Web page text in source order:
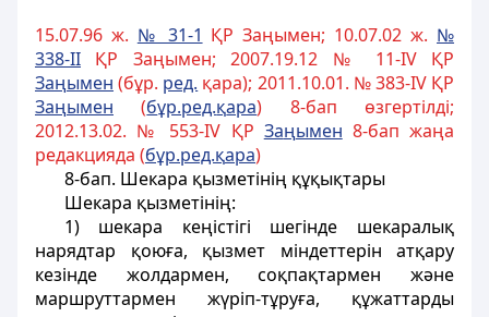
15.07.96 ж. № 31-1 ҚР Заңымен; 10.07.02 ж. №
338-II ҚР Заңымен; 2007.19.12 № 11-ІV ҚР
Заңымен (бұр. ред. қара); 2011.10.01. № 383-IV ҚР
Заңымен (бұр.ред.қара) 8-бап өзгертiлдi;
2012.13.02. № 553-IV ҚР Заңымен 8-бап жаңа
редакцияда (бұр.ред.қара)
8-бап. Шекара қызметiнiң құқықтары
Шекара қызметiнiң:
1) шекара кеңiстiгi шегiнде шекаралық
нарядтар қоюға, қызмет мiндеттерiн атқару
кезiнде жолдармен, соқпақтармен және
маршруттармен жүрiп-тұруға, құжаттарды